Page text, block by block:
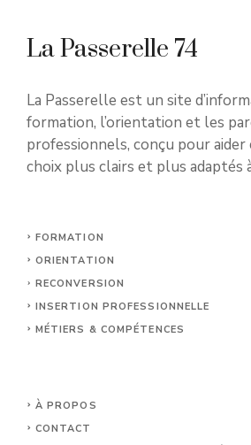
La Passerelle 74
La Passerelle est un site
formation, l’orientation et les
professionnels, conçu pour aider
choix plus clairs et plus adaptés
FORMATION
ORIENTATION
RECONVERSION
INSERTION PROFESSIONNELLE
MÉTIERS & COMPÉTENCES
À PROPOS
CONTACT